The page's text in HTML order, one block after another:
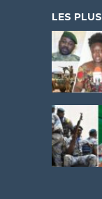
LES